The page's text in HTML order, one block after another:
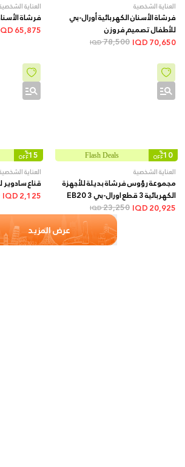
العناية الشخصية
فرشاة الأسنان الكهربائية أورال-بي
للأطفال تصميم فروزن
70,650
78,500
IQD
العناية
فرشاة
65,875
10
%
OFF
Flash Deals
العناية الشخصية
مجموعة رؤوس فرشاة بديلة للأجهزة
الكهربائية 3 قطع اورال-بي EB20 3
20,925
23,250
IQD
15
%
OFF
العناية
قناع سادوير
2,125
عرض المزيد